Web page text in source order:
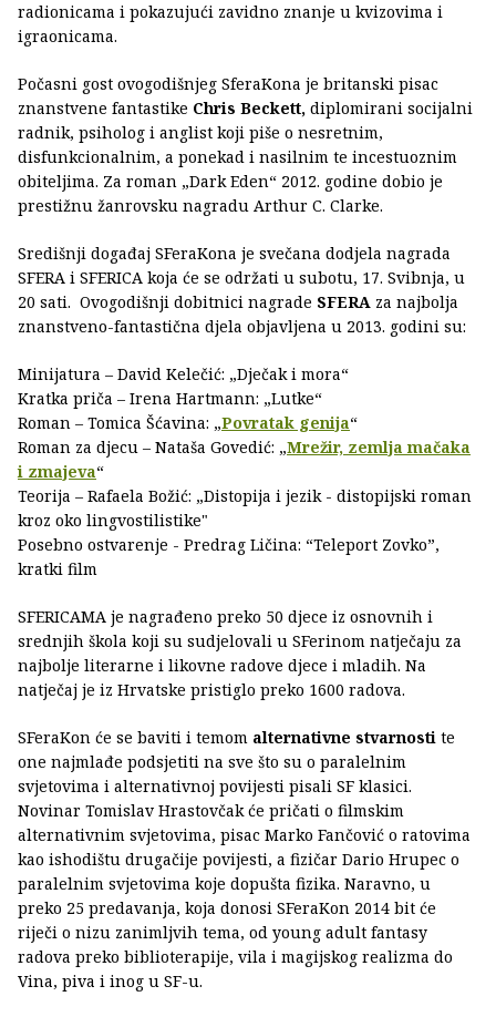
radionicama i pokazujući zavidno znanje u kvizovima i
igraonicama.
Počasni gost ovogodišnjeg SferaKona je britanski pisac
znanstvene fantastike Chris Beckett, diplomirani socijalni
radnik, psiholog i anglist koji piše o nesretnim,
disfunkcionalnim, a ponekad i nasilnim te incestuoznim
obiteljima. Za roman „Dark Eden“ 2012. godine dobio je
prestižnu žanrovsku nagradu Arthur C. Clarke.
Središnji događaj SFeraKona je svečana dodjela nagrada
SFERA i SFERICA koja će se održati u subotu, 17. Svibnja, u
20 sati. Ovogodišnji dobitnici nagrade SFERA za najbolja
znanstveno-fantastična djela objavljena u 2013. godini su:
Minijatura – David Kelečić: „Dječak i mora“
Kratka priča – Irena Hartmann: „Lutke“
Roman – Tomica Šćavina: „Povratak genija“
Roman za djecu – Nataša Govedić: „Mrežir, zemlja mačaka
i zmajeva“
Teorija – Rafaela Božić: „Distopija i jezik - distopijski roman
kroz oko lingvostilistike"
Posebno ostvarenje - Predrag Ličina: “Teleport Zovko”,
kratki film
SFERICAMA je nagrađeno preko 50 djece iz osnovnih i
srednjih škola koji su sudjelovali u SFerinom natječaju za
najbolje literarne i likovne radove djece i mladih. Na
natječaj je iz Hrvatske pristiglo preko 1600 radova.
SFeraKon će se baviti i temom alternativne stvarnosti te
one najmlađe podsjetiti na sve što su o paralelnim
svjetovima i alternativnoj povijesti pisali SF klasici.
Novinar Tomislav Hrastovčak će pričati o filmskim
alternativnim svjetovima, pisac Marko Fančović o ratovima
kao ishodištu drugačije povijesti, a fizičar Dario Hrupec o
paralelnim svjetovima koje dopušta fizika. Naravno, u
preko 25 predavanja, koja donosi SFeraKon 2014 bit će
riječi o nizu zanimljvih tema, od young adult fantasy
radova preko biblioterapije, vila i magijskog realizma do
Vina, piva i inog u SF-u.